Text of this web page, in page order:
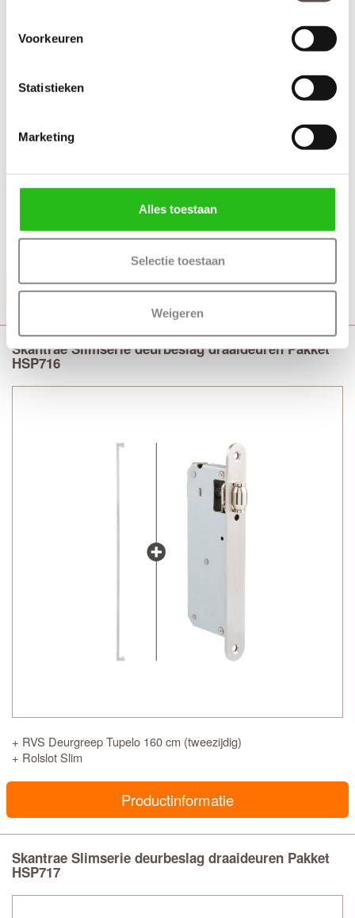
Voorkeuren
Statistieken
Marketing
Alles toestaan
Selectie toestaan
Weigeren
+ Deurgreep Vernal wit 50 cm (tweezijdig)
Productinformatie
Skantrae Slimserie deurbeslag draaideuren Pakket
HSP716
+ RVS Deurgreep Tupelo 160 cm (tweezijdig)
+ Rolslot Slim
Productinformatie
Skantrae Slimserie deurbeslag draaideuren Pakket
HSP717